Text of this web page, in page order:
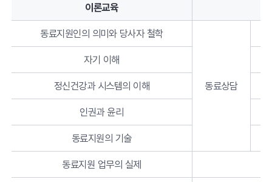
이론교육
동료지원인의 의미와 당사자 철학
동료상담
자기 이해
정신건강과 시스템의 이해
인권과 윤리
동료지원의 기술
동료지원 업무의 실제